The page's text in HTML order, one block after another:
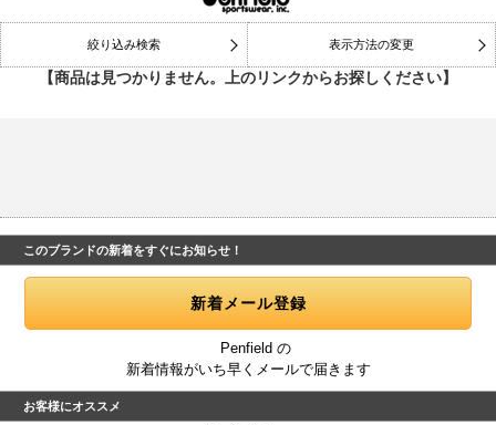
絞り込み検索 表示方法の変更
【商品は見つかりません。上のリンクからお探しください】
このブランドの新着をすぐにお知らせ！
Penfield の
新着情報がいち早くメールで届きます
お客様にオススメ